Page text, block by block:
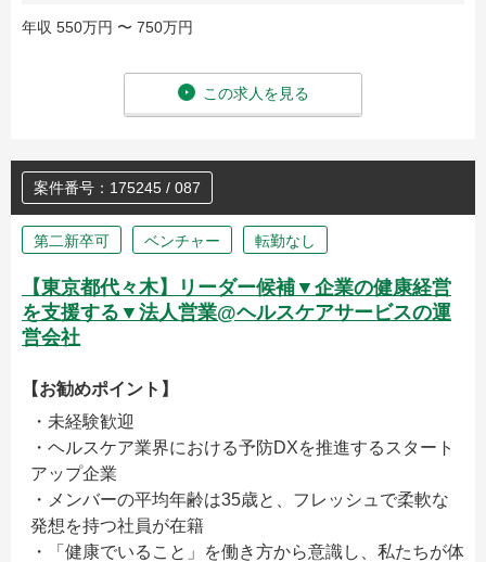
年収 550万円 〜 750万円
この求人を見る
案件番号：175245 / 087
第二新卒可 ベンチャー 転勤なし
【東京都代々木】リーダー候補▼企業の健康経営
を支援する▼法人営業@ヘルスケアサービスの運
営会社
【お勧めポイント】
・未経験歓迎
・ヘルスケア業界における予防DXを推進するスタート
アップ企業
・メンバーの平均年齢は35歳と、フレッシュで柔軟な
発想を持つ社員が在籍
・「健康でいること」を働き方から意識し、私たちが体